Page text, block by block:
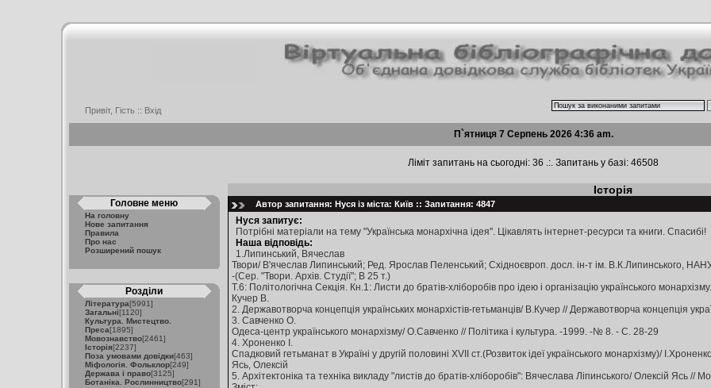
Привіт, Гість :: Вхід
П`ятниця 7 Серпень 2026 4:36 am.
Ліміт запитань на сьогодні: 36 .:. Запитань у базі: 46508
Головне меню
На головну
Нове запитання
Правила
Про нас
Розширений пошук
Розділи
Література[5991]
Загальні[1120]
Культура. Мистецтво.
Преса[1895]
Мовознавство[2461]
Історія[2237]
Поза умовами довідки[463]
Міфологія. Фольклор[249]
Держава і право[3125]
Ботаніка. Рослинництво[291]
Історія
Автор запитання: Нуся із міста: Київ :: Запитання: 4847
Нуся запитує:
Потрібні матеріали на тему "Українська монархічна ідея". Цікавлять інтернет-ресурси та книги. Спасибі!
Наша відповідь:
1.Липинський, Вячеслав
Твори/ В'ячеслав Липинський; Ред. Ярослав Пеленський; Східноєвроп. досл. ін-т ім. В.К.Липинського,
-(Сер. "Твори. Архів. Студії"; В 25 т.)
Т.6: Політологічна Секція. Кн.1: Листи до братів-хліборобів про ідею і організацію українського
Кучер В.
2. Державотворча концепція українських монархістів-гетьманців/ В.Кучер // Державотворча концепція
3. Савченко О.
Одеса-центр українського монархізму/ О.Савченко // Політика і культура. -1999. -№ 8. - С. 28-29
4. Хроненко І.
Спадковий гетьманат в Україні у другій половині XVII ст.(Розвиток ідеї українського монархізму)/
Ясь, Олексій
5. Архітектоніка та техніка викладу "листів до братів-хліборобів": Вячеслава Ліпинського/ Олексій